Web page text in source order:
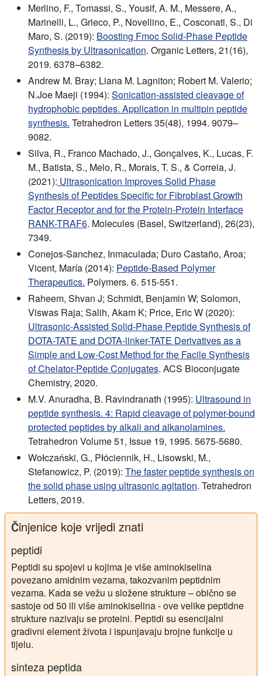
Merlino, F., Tomassi, S., Yousif, A. M., Messere, A.,
Marinelli, L., Grieco, P., Novellino, E., Cosconati, S., Di
Maro, S. (2019): Boosting Fmoc Solid-Phase Peptide
Synthesis by Ultrasonication. Organic Letters, 21(16),
2019. 6378–6382.
Andrew M. Bray; Liana M. Lagniton; Robert M. Valerio;
N.Joe Maeji (1994): Sonication-assisted cleavage of
hydrophobic peptides. Application in multipin peptide
synthesis. Tetrahedron Letters 35(48), 1994. 9079–
9082.
Silva, R., Franco Machado, J., Gonçalves, K., Lucas, F.
M., Batista, S., Melo, R., Morais, T. S., & Correia, J.
(2021): Ultrasonication Improves Solid Phase
Synthesis of Peptides Specific for Fibroblast Growth
Factor Receptor and for the Protein-Protein Interface
RANK-TRAF6. Molecules (Basel, Switzerland), 26(23),
7349.
Conejos-Sanchez, Inmaculada; Duro Castaño, Aroa;
Vicent, María (2014): Peptide-Based Polymer
Therapeutics. Polymers. 6. 515-551.
Raheem, Shvan J; Schmidt, Benjamin W; Solomon,
Viswas Raja; Salih, Akam K; Price, Eric W (2020):
Ultrasonic-Assisted Solid-Phase Peptide Synthesis of
DOTA-TATE and DOTA-linker-TATE Derivatives as a
Simple and Low-Cost Method for the Facile Synthesis
of Chelator-Peptide Conjugates. ACS Bioconjugate
Chemistry, 2020.
M.V. Anuradha, B. Ravindranath (1995): Ultrasound in
peptide synthesis. 4: Rapid cleavage of polymer-bound
protected peptides by alkali and alkanolamines.
Tetrahedron Volume 51, Issue 19, 1995. 5675-5680.
Wołczański, G., Płóciennik, H., Lisowski, M.,
Stefanowicz, P. (2019): The faster peptide synthesis on
the solid phase using ultrasonic agitation. Tetrahedron
Letters, 2019.
Činjenice koje vrijedi znati
peptidi
Peptidi su spojevi u kojima je više aminokiselina
povezano amidnim vezama, takozvanim peptidnim
vezama. Kada se vežu u složene strukture – obično se
sastoje od 50 ili više aminokiselina - ove velike peptidne
strukture nazivaju se proteini. Peptidi su esencijalni
gradivni element života i ispunjavaju brojne funkcije u
tijelu.
sinteza peptida